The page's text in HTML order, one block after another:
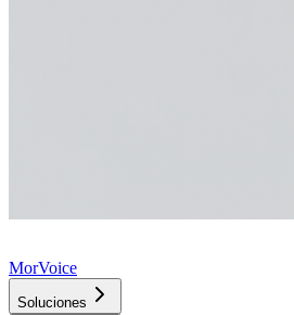
MorVoice
Soluciones